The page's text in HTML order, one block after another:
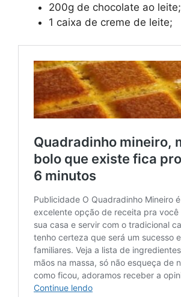
200g de chocolate ao leite;
1 caixa de creme de leite;